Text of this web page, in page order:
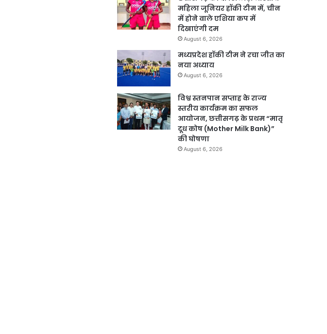
महिला जूनियर हॉकी टीम में, चीन
में होने वाले एशिया कप में
दिखाएंगी दम
August 6, 2026
मध्यप्रदेश हॉकी टीम ने रचा जीत का
नया अध्याय
August 6, 2026
विश्व स्तनपान सप्ताह के राज्य
स्तरीय कार्यक्रम का सफल
आयोजन, छत्तीसगढ़ के प्रथम “मातृ
दूध कोष (Mother Milk Bank)”
की घोषणा
August 6, 2026